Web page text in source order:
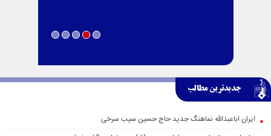
جدیدترین مطالب
ایران اباعبدالله نماهنگ جدید حاج حسین سیب سرخی